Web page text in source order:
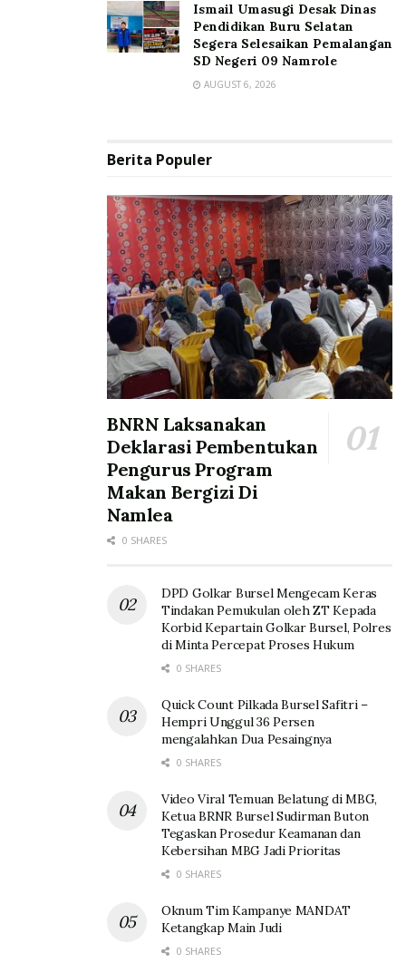
Ismail Umasugi Desak Dinas
Pendidikan Buru Selatan
Segera Selesaikan Pemalangan
SD Negeri 09 Namrole
AUGUST 6, 2026
Berita Populer
BNRN Laksanakan
Deklarasi Pembentukan
Pengurus Program
Makan Bergizi Di
Namlea
0 SHARES
DPD Golkar Bursel Mengecam Keras
Tindakan Pemukulan oleh ZT Kepada
Korbid Kepartain Golkar Bursel, Polres
di Minta Percepat Proses Hukum
0 SHARES
Quick Count Pilkada Bursel Safitri –
Hempri Unggul 36 Persen
mengalahkan Dua Pesaingnya
0 SHARES
Video Viral Temuan Belatung di MBG,
Ketua BRNR Bursel Sudirman Buton
Tegaskan Prosedur Keamanan dan
Kebersihan MBG Jadi Prioritas
0 SHARES
Oknum Tim Kampanye MANDAT
Ketangkap Main Judi
0 SHARES